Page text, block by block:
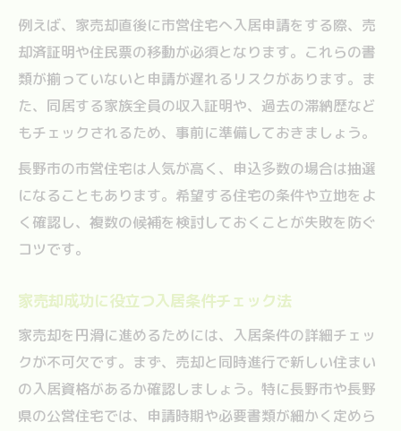
ト
家売却で信頼を得る入居条件の知識とは
家売却と入居条件知識が評価を高める理由
家売却時の信頼度を左右する知識の活用法
家売却で選ばれるための入居条件理解力
家売却と入居条件知識で差をつける方法
例えば、家売却直後に市営住宅へ入居申請をする際、売
却済証明や住民票の移動が必須となります。これらの書
類が揃っていないと申請が遅れるリスクがあります。ま
た、同居する家族全員の収入証明や、過去の滞納歴など
もチェックされるため、事前に準備しておきましょう。
長野市の市営住宅は人気が高く、申込多数の場合は抽選
になることもあります。希望する住宅の条件や立地をよ
く確認し、複数の候補を検討しておくことが失敗を防ぐ
コツです。
家売却成功に役立つ入居条件チェック法
家売却を円滑に進めるためには、入居条件の詳細チェッ
クが不可欠です。まず、売却と同時進行で新しい住まい
の入居資格があるか確認しましょう。特に長野市や長野
県の公営住宅では、申請時期や必要書類が細かく定めら